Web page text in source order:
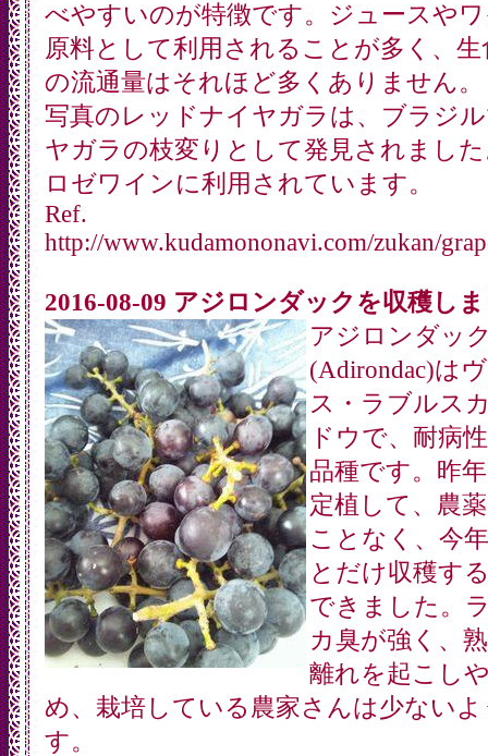
べやすいのが特徴です。ジュースや
原料として利用されることが多く、生
の流通量はそれほど多くありません。
写真のレッドナイヤガラは、ブラジ
ヤガラの枝変りとして発見されまし
ロゼワインに利用されています。
Ref.
http://www.kudamononavi.com/zukan/
2016-08-09 アジロンダックを収穫し
アジロンダッ
(Adirondac)は
ス・ラブルス
ドウで、耐病
品種です。昨
定植して、農
ことなく、今
とだけ収穫す
できました。
カ臭が強く、
離れを起こし
め、栽培している農家さんは少ない
す。